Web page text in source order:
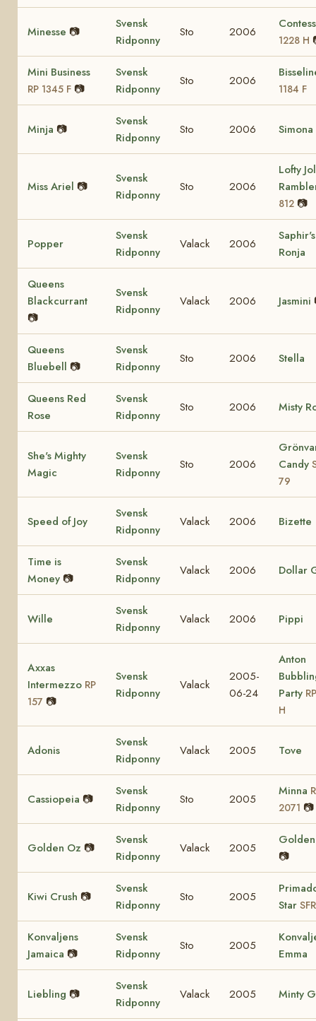
Minesse 📷
Svensk
Ridponny
Sto 2006
1228 H
Mini Business
RP 1345 F 📷
Svensk
Ridponny
Sto 2006
1184 F
Minja 📷
Svensk
Ridponny
Sto 2006 Simona
Miss Ariel 📷
Svensk
Ridponny
Sto 2006
Lofty
812 📷
Popper
Svensk
Ridponny
Valack 2006
Saphir's
Ronja
Queens
Blackcurrant
📷
Svensk
Ridponny
Valack 2006 Jasmini
Queens
Bluebell 📷
Svensk
Ridponny
Sto 2006 Stella
Queens Red
Rose
Svensk
Ridponny
Sto 2006 Misty
She's Mighty
Magic
Svensk
Ridponny
Sto 2006
Candy
79
Speed of Joy
Svensk
Ridponny
Valack 2006 Bizette
Time is
Money 📷
Svensk
Ridponny
Valack 2006 Dollar
Wille
Svensk
Ridponny
Valack 2006 Pippi
Axxas
Intermezzo RP
157 📷
Svensk
Ridponny
Valack
2005-
06-24
Anton
Party
H
Adonis
Svensk
Ridponny
Valack 2005 Tove
Cassiopeia 📷
Svensk
Ridponny
Sto 2005
Minna
2071 📷
Golden Oz 📷
Svensk
Ridponny
Valack 2005
📷
Kiwi Crush 📷
Svensk
Ridponny
Sto 2005
Star
Konvaljens
Jamaica 📷
Svensk
Ridponny
Sto 2005
Emma
Liebling 📷
Svensk
Ridponny
Valack 2005 Minty